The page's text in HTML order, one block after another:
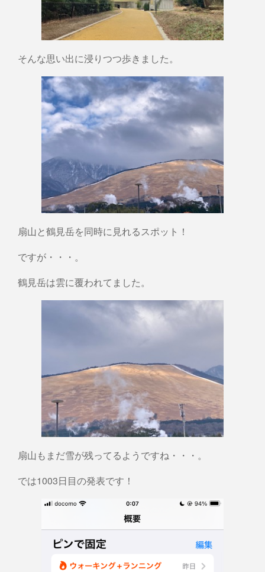
そんな思い出に浸りつつ歩きました。
扇山と鶴見岳を同時に見れるスポット！
ですが・・・。
鶴見岳は雲に覆われてました。
扇山もまだ雪が残ってるようですね・・・。
では1003日目の発表です！